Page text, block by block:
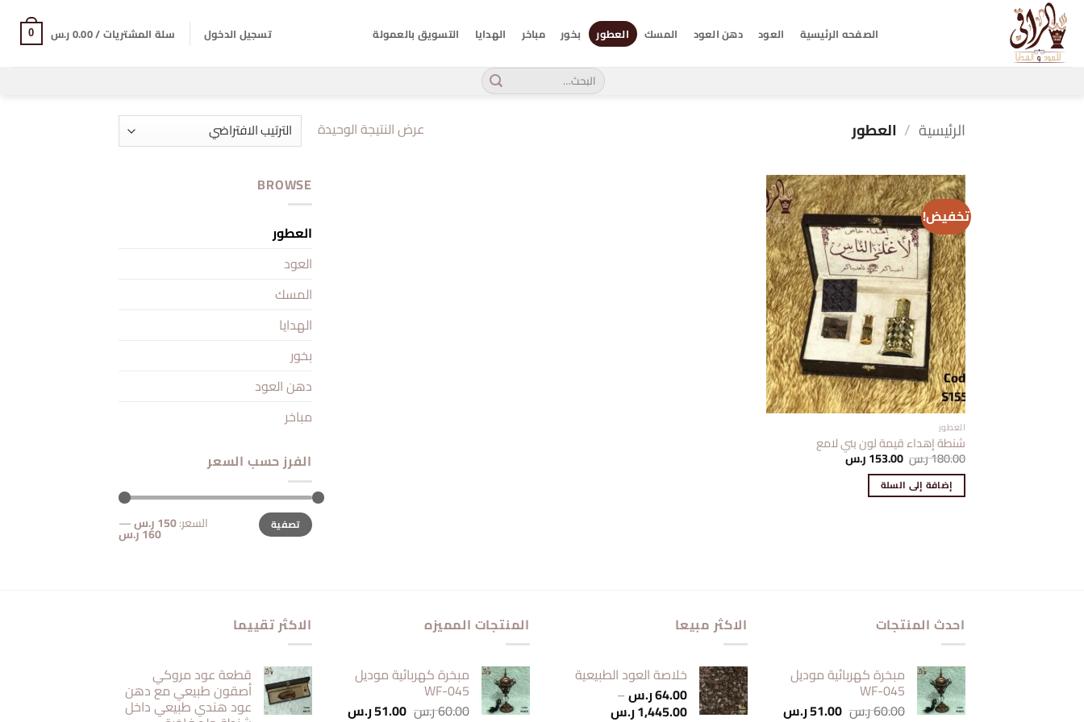
تخطي
للمحتوى
الصفحه الرئيسية العود دهن العود المسك العطور بخور مباخر الهدايا التسويق بالعمولة تسجيل الدخول سلة المشتريات /0.00ر.س 0
البحث
عن:
الرئيسية / العطور عرض النتيجة الوحيدة
تخفيض!
العطور
شنطة إهداء قيمة لون بني لامع
180.00ر.س السعر
الأصلي
هو:
180.00 ر.س.
153.00ر.سالسعر
الحالي
إضافة إلى السلة
BROWSE
العطور
العود
المسك
الهدايا
بخور
دهن العود
مباخر
الفرز حسب السعر
أدنى
سعر
أعلى
سعرتصفية السعر:150 ر.س —
160 ر.س
احدث المنتجات
مبخرة كهربائية موديل
WF-045
60.00ر.س السعر
51.00ر.سالسعر
الاكثر مبيعا
خلاصة العود الطبيعية
64.00ر.س–
1,445.00ر.سنطاق
المنتجات المميزه
مبخرة كهربائية موديل
WF-045
60.00ر.س السعر
51.00ر.سالسعر
الاكثر تقييما
قطعة عود مروكي
أصقون طبيعي مع دهن
عود هندي طبيعي داخل